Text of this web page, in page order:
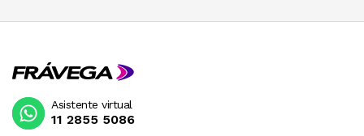
Asistente virtual
11 2855 5086